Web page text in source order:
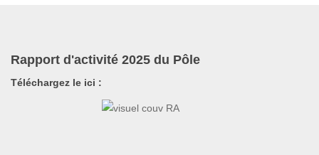
Rapport d'activité 2025 du Pôle
Téléchargez le ici :